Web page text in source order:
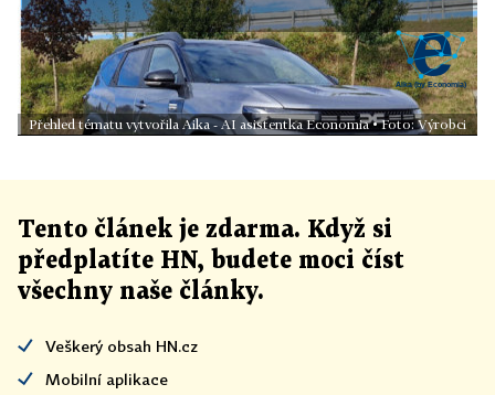
Přehled tématu vytvořila Aika - AI asistentka Economia • Foto: Výrobci
Tento článek je zdarma. Když si
předplatíte HN, budete moci číst
všechny naše články.
Veškerý obsah HN.cz
Mobilní aplikace